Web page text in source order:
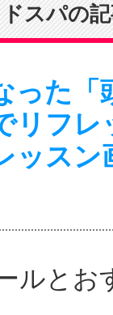
スパの
った「
リフ
ッスン
ルとお